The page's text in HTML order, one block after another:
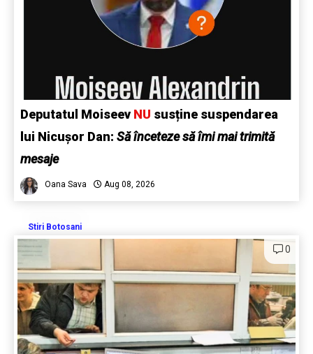
Deputatul Moiseev NU susține suspendarea
lui Nicușor Dan: Să înceteze să îmi mai trimită
mesaje
Oana Sava Aug 08, 2026
Stiri Botosani
0